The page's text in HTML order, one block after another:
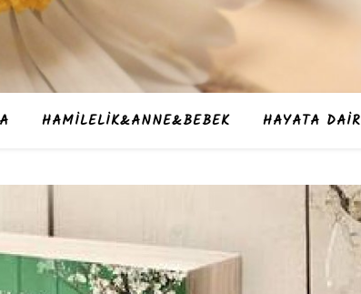
HAMILELIK&ANNE&BEBEK HAYATA DAIR